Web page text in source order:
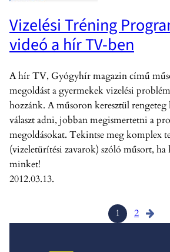
Vizelési Tréning
videó a hír TV-ben
A hír TV, Gyógyhír magazin című
megoldást a gyermekek vizelési
hozzánk. A műsoron keresztül
választ adni, jobban megismertetni a
megoldásokat. Tekintse meg komplex
(vizeletürítési zavarok) szóló műsort, ha
minket!
2012.03.13.
1 2